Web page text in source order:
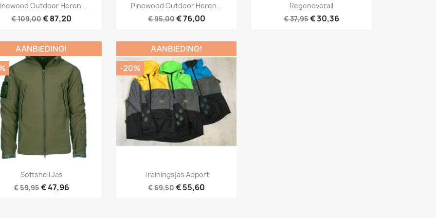
Snel bekijken
Outdoor Heren...
€ 109,00€ 87,20
Snel bekijken
Pinewood Outdoor Heren...
€ 95,00€ 76,00
Snel bekijken
Regenoverall
€ 37,95€ 30,36
Snel bekijken
Softshell Jas
€ 59,95€ 47,96
AANBIEDING!
Snel bekijken
Trainingsjas Apport
€ 69,50€ 55,60
AANBIEDING!
-20%